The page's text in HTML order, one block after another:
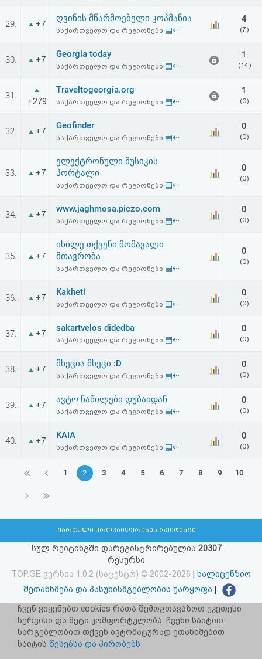
პასუხისმგებლობის
უარყოფა
29. +7
ღვინის მწარმოებელი კოპმანია
საქართველო და რეგიონები ▤⇠
4
(7)
30. +7
Georgia today
საქართველო და რეგიონები ▤⇠
1
(14)
31.
+279
Traveltogeorgia.org
საქართველო და რეგიონები ▤⇠
1
(0)
32. +7
Geofinder
საქართველო და რეგიონები ▤⇠
0
(0)
33. +7
ელექტრონული მუსიკის
პორტალი
საქართველო და რეგიონები ▤⇠
0
(0)
34. +7
www.jaghmosa.piczo.com
საქართველო და რეგიონები ▤⇠
0
(0)
35. +7
იხილე თქვენი მომავალი
მთავრობა
საქართველო და რეგიონები ▤⇠
0
(0)
36. +7
Kakheti
საქართველო და რეგიონები ▤⇠
0
(0)
37. +7
sakartvelos didedba
საქართველო და რეგიონები ▤⇠
0
(0)
38. +7
მხეცია მხეცი :D
საქართველო და რეგიონები ▤⇠
0
(0)
39. +7
ავტო ნაწილები დუბაიდან
საქართველო და რეგიონები ▤⇠
0
(0)
40. +7
KAIA
საქართველო და რეგიონები ▤⇠
0
(0)
1 2 3 4 5 6 7 8 9 10
ქართული პროვაიდერების რეიტინგი
სულ რეიტინგში დარეგისტრირებულია 20307
რესურსი
TOP.GE ვერსია 1.0.2 (სატესტო) © 2002-2026
სალიცენზიო
შეთანხმება და პასუხისმგებლობის უარყოფა
facebook.com/TOP.GE
იხილეთ TOP.GE - ის ძველი ვერსია ბმულზე
ჩვენ ვიყენებთ cookies რათა შემოგთავაზოთ უკეთესი
სერვისი და მეტი კომფორტულობა. ჩვენი საიტით
სარგებლობით თქვენ ავტომატურად ეთანხმებით
საიტის წესებსა და პირობებს